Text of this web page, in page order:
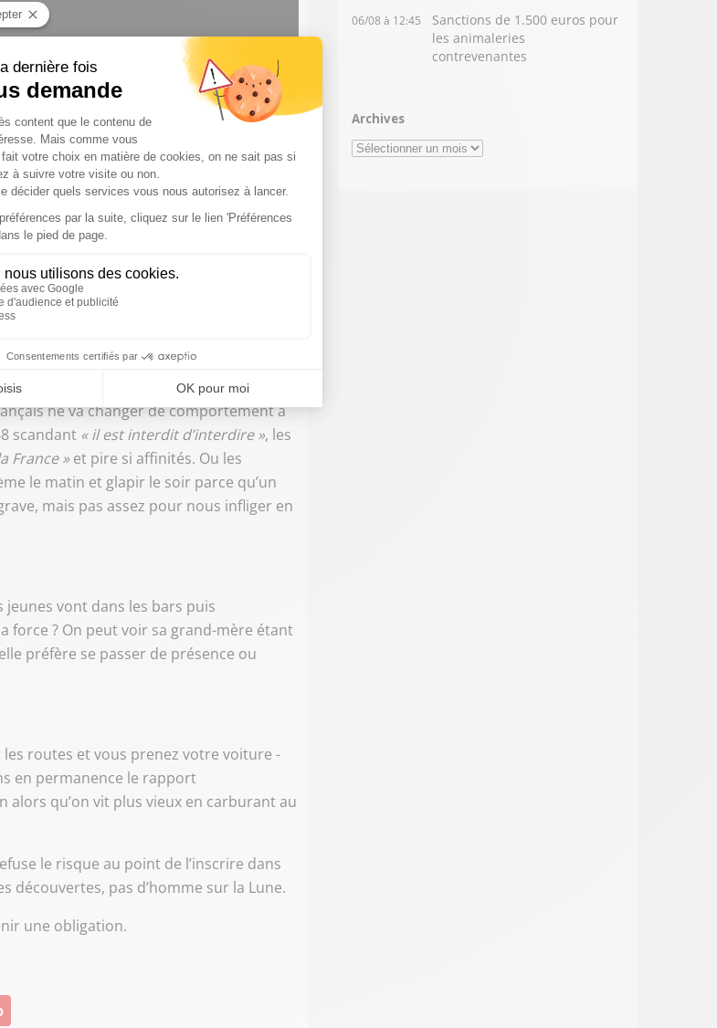
fait grand bruit.
masques. Les confinements. Excepté
au restaurant. Nous devons vivre,
Sénat, le ministre a accusé le
il faut faire attention à ce qu’on
la politique gouvernementale
Mais…
pas ministre, ni archevêque, ni n’a
ne va changer de comportement à
scandant « il est interdit d’interdire », les
France »et pire si affinités. Ou les
le matin et glapir le soir parce qu’un
mais pas assez pour nous infliger en
jeunes vont dans les bars puis
force ? On peut voir sa grand-mère étant
préfère se passer de présence ou
les routes et vous prenez votre voiture -
en permanence le rapport
qu’on vit plus vieux en carburant au
le risque au point de l’inscrire dans
découvertes, pas d’homme sur la Lune.
une obligation.
06/08 à 12:45
Sanctions de 1.500 euros pour
les animaleries
contrevenantes
Archives
Archives